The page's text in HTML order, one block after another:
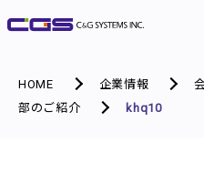
HOME 企業情報
部のご紹介
khq10